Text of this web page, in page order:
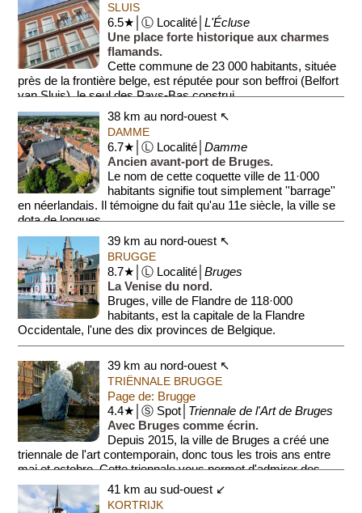
SLUIS
6.5★│Ⓛ Localité│L'Écluse
Une place forte historique aux charmes
flamands.
Cette commune de 23 000 habitants, située
près de la frontière belge, est réputée pour son beffroi (Belfort
van Sluis), le seul des Pays-Bas construi...
38 km au nord-ouest ↖
DAMME
6.7★│Ⓛ Localité│Damme
Ancien avant-port de Bruges.
Le nom de cette coquette ville de 11·000
habitants signifie tout simplement ''barrage''
en néerlandais. Il témoigne du fait qu'au 11e siècle, la ville se
dota de longues...
39 km au nord-ouest ↖
BRUGGE
8.7★│Ⓛ Localité│Bruges
La Venise du nord.
Bruges, ville de Flandre de 118·000
habitants, est la capitale de la Flandre
Occidentale, l'une des dix provinces de Belgique.
Bruges est aussi la ville la plus visitée de ...
39 km au nord-ouest ↖
TRIËNNALE BRUGGE
Page de: Brugge
4.4★│Ⓢ Spot│ Triennale de l'Art de Bruges
Avec Bruges comme écrin.
Depuis 2015, la ville de Bruges a créé une
triennale de l'art contemporain, donc tous les trois ans entre
mai et octobre. Cette triennale vous permet d'admirer des
œuvres, ...
41 km au sud-ouest ↙
KORTRIJK